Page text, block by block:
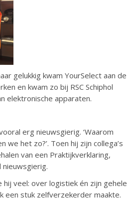
gelukkig kwam YourSelect aan de
en kwam zo bij RSC Schiphol
elektronische apparaten.
erg nieuwsgierig. ‘Waarom
we het zo?’. Toen hij zijn collega’s
van een Praktijkverklaring,
veel: over logistiek én zijn gehele
een stuk zelfverzekerder maakte.